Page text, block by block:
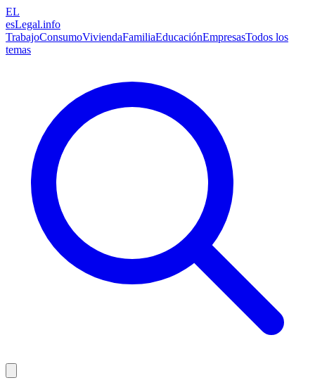
EL
esLegal.info
TrabajoConsumoViviendaFamiliaEducaciónEmpresasTodos los
temas